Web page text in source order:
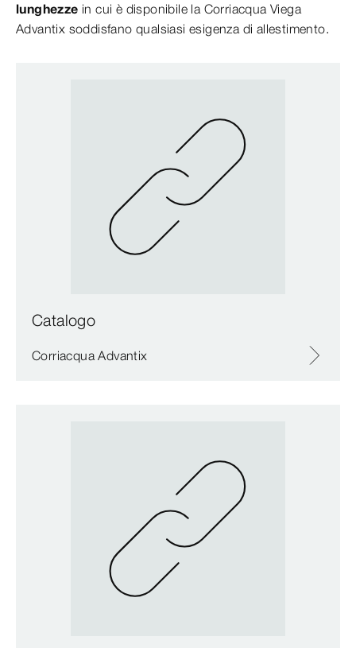
lunghezze in cui è disponibile la Corriacqua Viega
Advantix soddisfano qualsiasi esigenza di allestimento.
Catalogo
Corriacqua Advantix